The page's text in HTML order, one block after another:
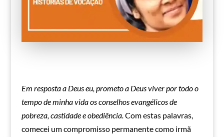
Em resposta a Deus eu, prometo a Deus viver por todo o
tempo de minha vida os conselhos evangélicos de
pobreza, castidade e obediência.Com estas palavras,
comecei um compromisso permanente como irmã